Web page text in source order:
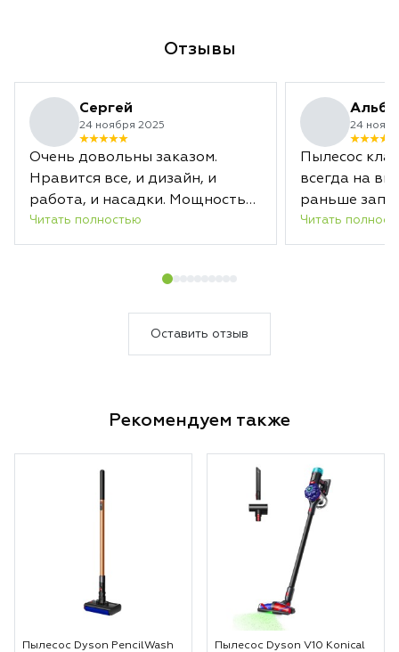
Отзывы
Сергей
24 ноября 2025
Очень довольны заказом.
Нравится все, и дизайн, и
работа, и насадки. Мощность
отличная. Заряда хватает
надолго. А новая насадка с
подсвечивает загрязненные
теперь в удовольствие.
Читать полностью
24
Пылесос
всегда на
раньше
срока.
Читать
Оставить отзыв
Рекомендуем также
Пылесос Dyson PencilWash
Пылесос Dyson V10 Konical